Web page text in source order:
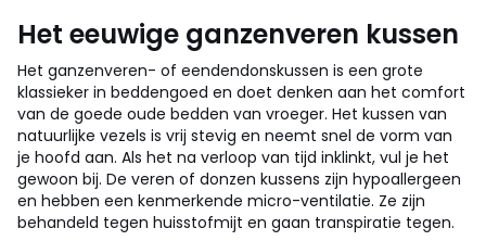
Het eeuwige ganzenveren kussen
Het ganzenveren- of eendendonskussen is een grote
klassieker in beddengoed en doet denken aan het comfort
van de goede oude bedden van vroeger. Het kussen van
natuurlijke vezels is vrij stevig en neemt snel de vorm van
je hoofd aan. Als het na verloop van tijd inklinkt, vul je het
gewoon bij. De veren of donzen kussens zijn hypoallergeen
en hebben een kenmerkende micro-ventilatie. Ze zijn
behandeld tegen huisstofmijt en gaan transpiratie tegen.